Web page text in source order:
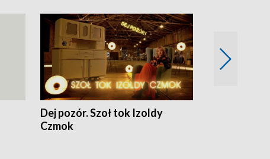
Dej pozór. Szoł tok Izoldy
Czmok